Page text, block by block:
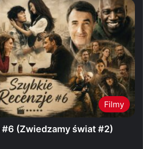
Filmy
(Zwiedzamy świat #2)